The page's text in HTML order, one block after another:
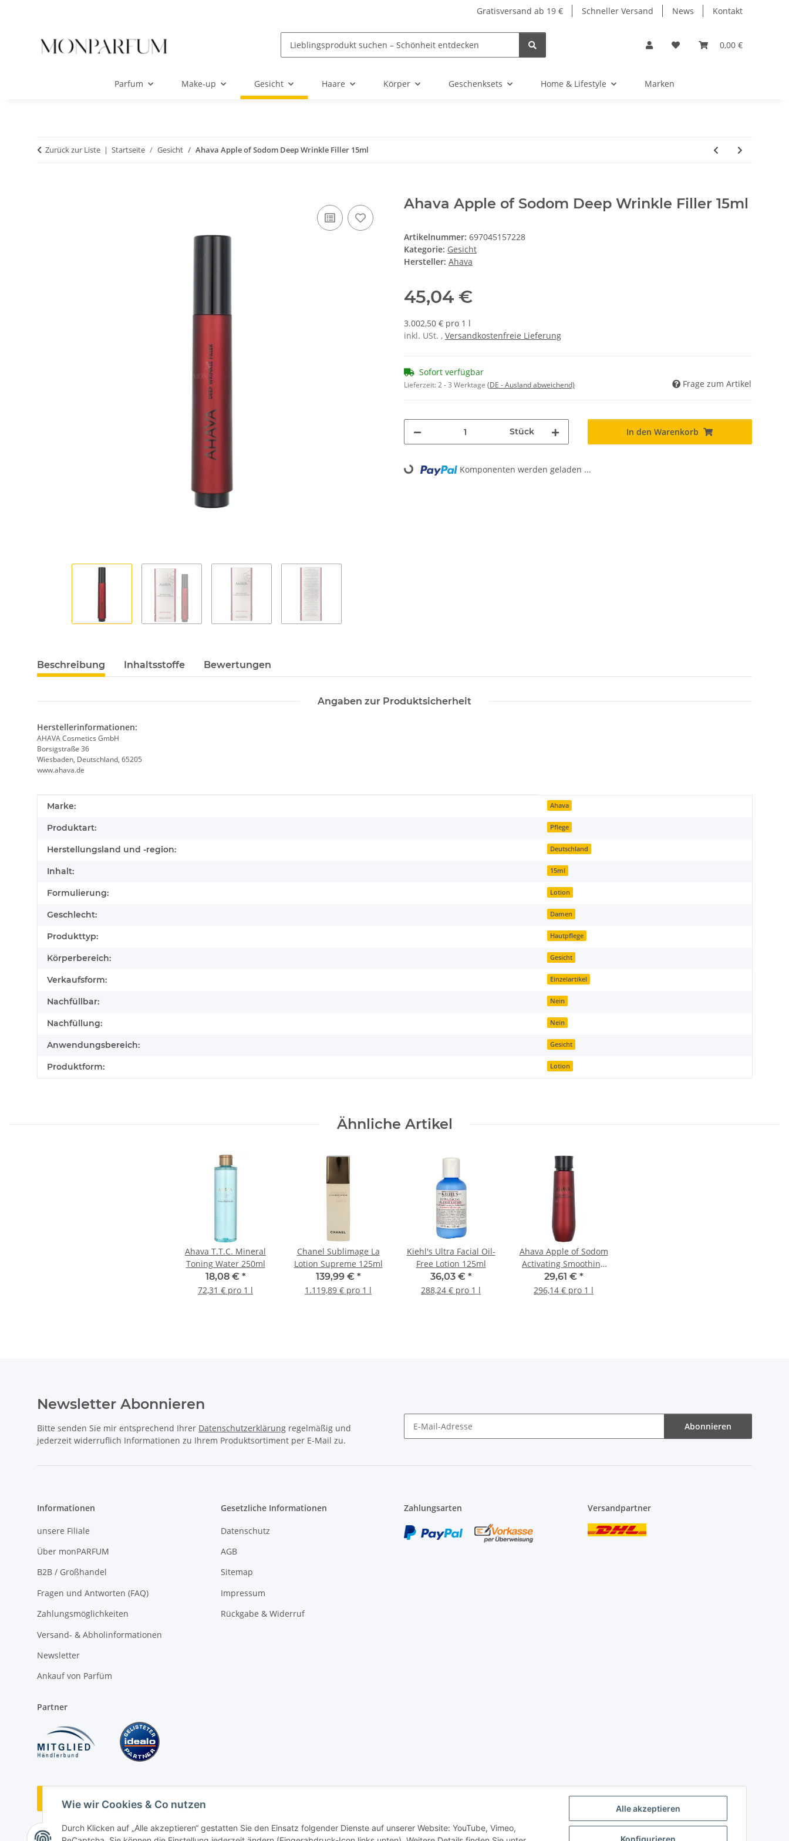
Alle akzeptieren
Konfigurieren
Wie wir Cookies & Co nutzen
Durch Klicken auf „Alle akzeptieren“ gestatten Sie den Einsatz folgender Dienste auf unserer Website: YouTube, Vimeo,
Gratisversand ab 19 € Schneller Versand News Kontakt
0,00 €
Parfum Make-up Gesicht Haare Körper Geschenksets Home & Lifestyle Marken
Zurück zur Liste Startseite Gesicht Ahava Apple of Sodom Deep Wrinkle Filler 15ml
Ahava Apple of Sodom Deep Wrinkle Filler 15ml
Artikelnummer: 697045157228
Kategorie: Gesicht
Hersteller: Ahava
45,04 €
3.002,50 € pro 1 l
inkl. USt. , Versandkostenfreie Lieferung
Sofort verfügbar
Lieferzeit:2 - 3 Werktage (DE - Ausland abweichend) Frage zum Artikel
Stück In den Warenkorb
Loading... Komponenten werden geladen ...
Beschreibung Inhaltsstoffe Bewertungen
Angaben zur Produktsicherheit
Herstellerinformationen:
AHAVA Cosmetics GmbH
Borsigstraße 36
Wiesbaden, Deutschland, 65205
www.ahava.de
Produkteigenschaft
Wert
Marke: Ahava
Produktart: Pflege
Herstellungsland und -region: Deutschland
Inhalt: 15ml
Formulierung: Lotion
Geschlecht: Damen
Produkttyp: Hautpflege
Körperbereich: Gesicht
Verkaufsform: Einzelartikel
Nachfüllbar: Nein
Nachfüllung: Nein
Anwendungsbereich: Gesicht
Produktform: Lotion
Ähnliche Artikel
Ahava T.T.C. Mineral
Toning Water 250ml
18,08 € *
72,31 € pro 1 l
Chanel Sublimage La
Lotion Supreme 125ml
139,99 € *
1.119,89 € pro 1 l
Kiehl's Ultra Facial Oil-
Free Lotion 125ml
36,03 € *
288,24 € pro 1 l
Ahava Apple of Sodom
Activating Smoothing
Essence 100ml
29,61 € *
296,14 € pro 1 l
Newsletter Abonnieren
Bitte senden Sie mir entsprechend Ihrer Datenschutzerklärung regelmäßig und
jederzeit widerruflich Informationen zu Ihrem Produktsortiment per E-Mail zu.
Abonnieren
Informationen
unsere Filiale
Über monPARFUM
B2B / Großhandel
Fragen und Antworten (FAQ)
Zahlungsmöglichkeiten
Versand- & Abholinformationen
Newsletter
Ankauf von Parfüm
Gesetzliche Informationen
Datenschutz
AGB
Sitemap
Impressum
Rückgabe & Widerruf
Zahlungsarten Versandpartner
Partner
Vertrag widerrufen